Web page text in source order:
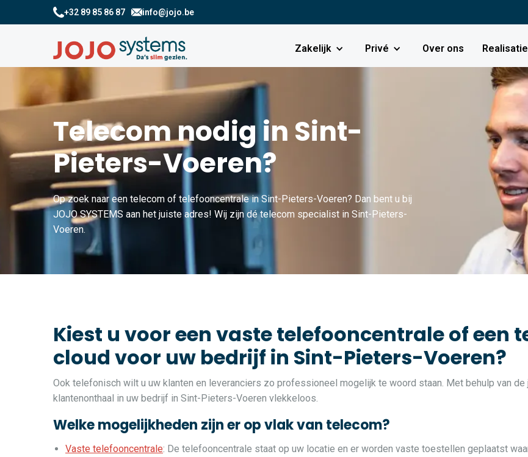
+32 89 85 86 87 info@jojo.be
Zakelijk Privé Over ons
Telecom nodig in Sint-
Pieters-Voeren?
Op zoek naar een telecom of telefooncentrale in Sint-Pieters-Voeren? Dan bent u bij
JOJO SYSTEMS aan het juiste adres! Wij zijn dé telecom specialist in Sint-Pieters-
Voeren.
Kiest u voor een vaste telefooncentrale of een
cloud voor uw bedrijf in Sint-Pieters-Voeren?
Ook telefonisch wilt u uw klanten en leveranciers zo professioneel mogelijk te woord staan. Met behulp van
klantenonthaal in uw bedrijf in Sint-Pieters-Voeren vlekkeloos.
Welke mogelijkheden zijn er op vlak van telecom?
Vaste telefooncentrale: De telefooncentrale staat op uw locatie en er worden vaste toestellen geplaatst